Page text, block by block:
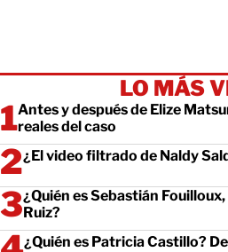
LO MÁS
Antes y después de Elize
reales del caso
¿El video filtrado de Naldy
¿Quién es Sebastián
Ruiz?
¿Quién es Patricia Castillo?